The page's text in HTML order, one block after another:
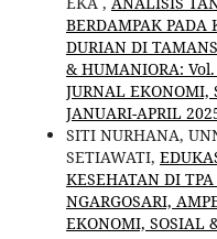
BERDAMPAK PADA
DURIAN DI
& HUMANIORA:
JURNAL EKONOMI,
JANUARI-APRIL
SITI NURHANA,
SETIAWATI,
KESEHATAN DI
NGARGOSARI,
EKONOMI, SOSIAL